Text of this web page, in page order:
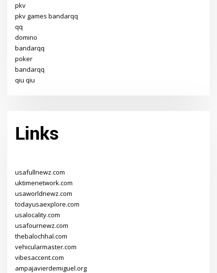
pkv
pkv games bandarqq
qq
domino
bandarqq
poker
bandarqq
qiu qiu
Links
usafullnewz.com
uktimenetwork.com
usaworldnewz.com
todayusaexplore.com
usalocality.com
usafournewz.com
thebalochhal.com
vehicularmaster.com
vibesaccent.com
ampajavierdemiguel.org